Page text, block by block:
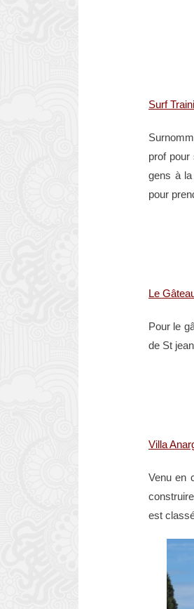
Surf
prof pour
gens à la
pour
Le
Pour le
de St
Villa
Venu en
est